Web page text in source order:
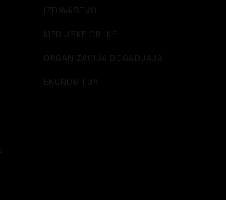
IZDAVAŠTVO
MEDIJSKE OBUKE
ORGANIZACIJA DOGADJAJA
EKONOM I JA